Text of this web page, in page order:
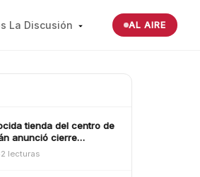
La Discusión AL AIRE
tienda del centro de
anunció cierre
tras millonario robo
la madrugada del
lecturas